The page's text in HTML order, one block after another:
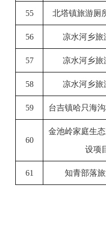
55 北塔镇旅游厕
56 凉水河乡旅
57 凉水河乡旅
58 凉水河乡旅
59 台吉镇哈只海
60
金池岭家庭生
设项
61 知青部落